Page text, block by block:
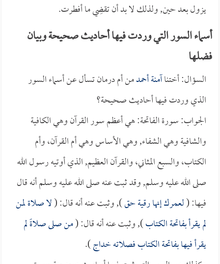
يزول بعد حين, ولذلك لا بد أن تقضِي ما أفطرت.
أسماء السور التي وردت فيها أحاديث صحيحة وبيان
فضلها
السؤال: أختناآمنة أحمدمن أم درمان تسأل عن أسماء السور
الذي وردت فيها أحاديث صحيحة؟
الجواب: سورة الفاتحة: هي أعظم سور القرآن وهي الكافية
والشافية وهي الشفاء, وهي الأساس وهي أم القرآن، وأم
الكتاب، والسبع المثاني، والقرآن العظيم, الذي أوتيه رسول الله
صلى الله عليه وسلم, وقد ثبت عنه صلى الله عليه وسلم أنه قال
فيها: (لعمرك إنها رقية حق), وثبت عنه أنه قال: (لا صلاة لمن
لم يقرأ بفاتحة الكتاب), وثبت عنه أنه قال: (من صلى صلاةً لم
يقرأ فيها بفاتحة الكتاب فصلاته خداج).